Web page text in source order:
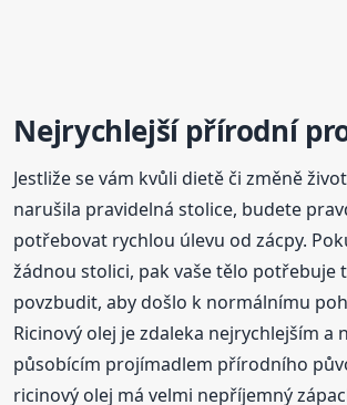
Nejrychlejší přírodní
Jestliže se vám kvůli dietě či změně
narušila pravidelná stolice, budete
potřebovat rychlou úlevu od zácpy.
žádnou stolici, pak vaše tělo potřebuje
povzbudit, aby došlo k normálnímu
Ricinový olej je zdaleka nejrychlejším a
působícím projímadlem přírodního
ricinový olej má velmi nepříjemný